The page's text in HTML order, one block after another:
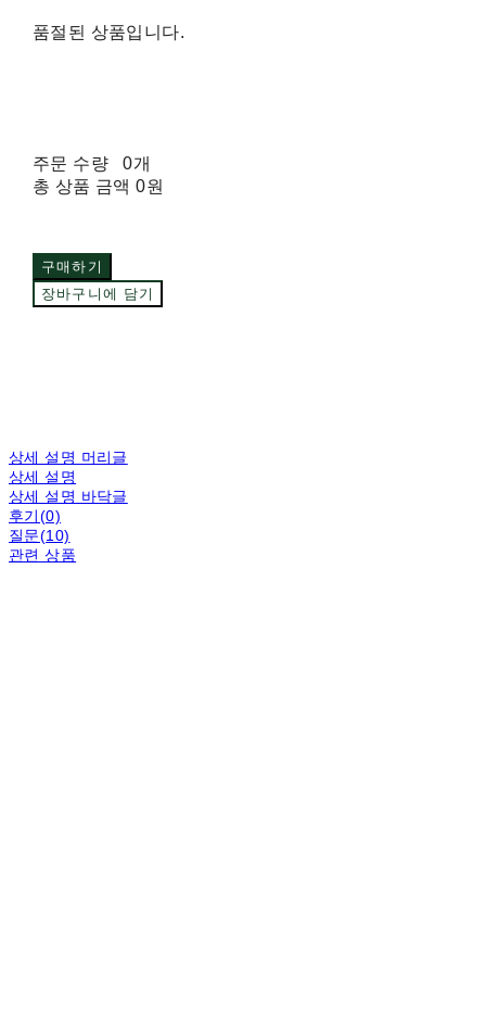
품절된 상품입니다.
주문 수량
0개
총 상품 금액 0원
구매하기
장바구니에 담기
상세 설명 머리글
상세 설명
상세 설명 바닥글
후기(0)
질문(10)
관련 상품